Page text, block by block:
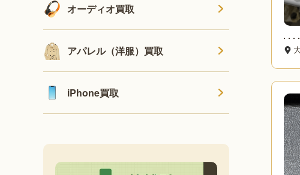
オーディオ買取
アパレル（洋服）買取
iPhone買取